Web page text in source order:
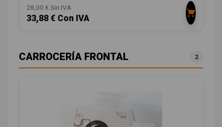
28,00 € Sin IVA
33,88 € Con IVA
CARROCERÍA FRONTAL 2